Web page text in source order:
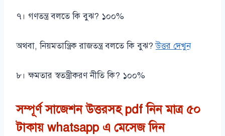
৭। গণতন্ত্র বলতে কি বুঝ? ১০০%
অথবা, নিয়মতান্ত্রিক রাজতন্ত্র বলতে কি বুঝ?উত্তর দেখুন
৮। ক্ষমতার স্বতন্ত্রীকরণ নীতি কি? ১০০%
সম্পূর্ণ সাজেশন উত্তরসহ pdf নিন মাত্র ৫০
টাকায়whatsapp এ মেসেজ দিন